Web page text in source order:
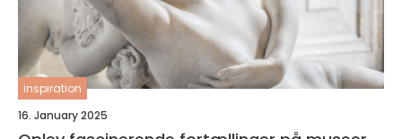
inspiration
16. January 2025